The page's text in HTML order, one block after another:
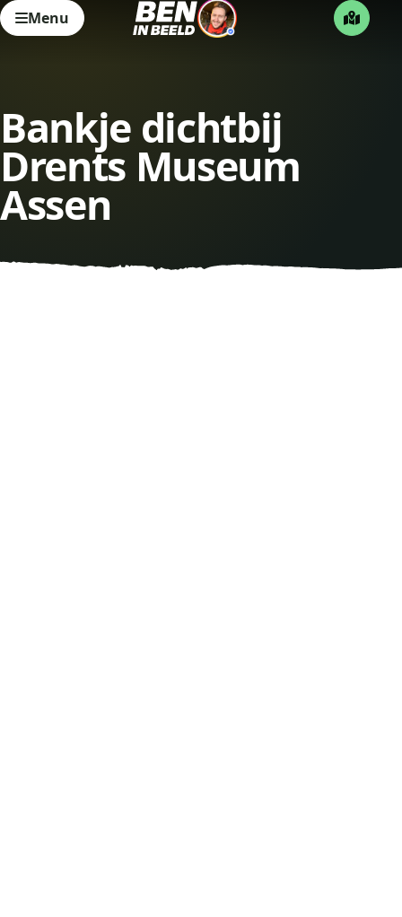
Menu
Bankje dichtbij
Drents Museum
Assen